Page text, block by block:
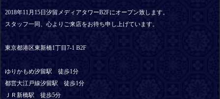
2018年11月15日汐留メディアタワーB2Fにオープン致します。
スタッフ一同、心よりご来店をお待ち申し上げています。
東京都港区東新橋1丁目7-1 B2F
ゆりかもめ汐留駅 徒歩1分
都営大江戸線汐留駅 徒歩1分
ＪＲ新橋駅 徒歩5分